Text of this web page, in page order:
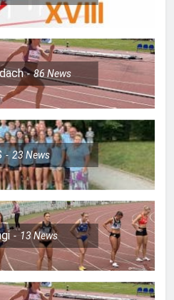
86News
23News
13News